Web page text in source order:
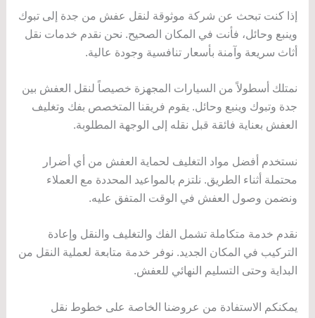
إذا كنت تبحث عن شركة موثوقة لنقل عفش من جدة إلى تبوك
وينبع وحائل، فأنت في المكان الصحيح. نحن نقدم خدمات نقل
أثاث سريعة وآمنة بأسعار تنافسية وجودة عالية.
نمتلك أسطولاً من السيارات المجهزة خصيصاً لنقل العفش بين
جدة وتبوك وينبع وحائل. يقوم فريقنا المتخصص بفك وتغليف
العفش بعناية فائقة قبل نقله إلى الوجهة المطلوبة.
نستخدم أفضل مواد التغليف لحماية العفش من أي أضرار
محتملة أثناء الطريق. نلتزم بالمواعيد المحددة مع العملاء
ونضمن وصول العفش في الوقت المتفق عليه.
نقدم خدمة متكاملة تشمل الفك والتغليف والنقل وإعادة
التركيب في المكان الجديد. نوفر خدمة متابعة لعملية النقل من
البداية وحتى التسليم النهائي للعفش.
يمكنكم الاستفادة من عروضنا الخاصة على خطوط نقل